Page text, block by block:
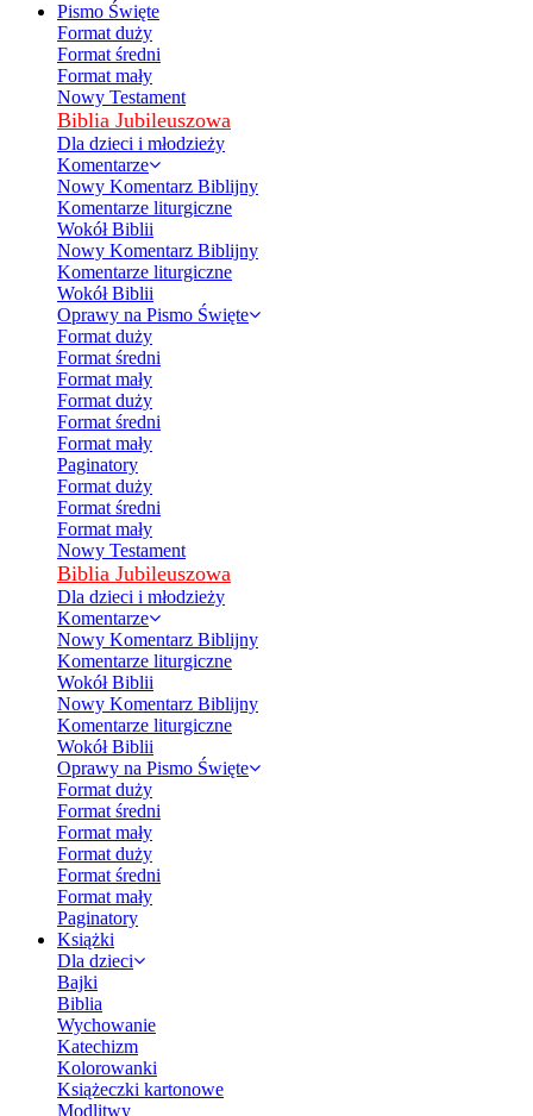
Pismo Święte
Format duży
Format średni
Format mały
Nowy Testament
Biblia Jubileuszowa
Dla dzieci i młodzieży
Komentarze
Nowy Komentarz Biblijny
Komentarze liturgiczne
Wokół Biblii
Nowy Komentarz Biblijny
Komentarze liturgiczne
Wokół Biblii
Oprawy na Pismo Święte
Format duży
Format średni
Format mały
Format duży
Format średni
Format mały
Paginatory
Format duży
Format średni
Format mały
Nowy Testament
Biblia Jubileuszowa
Dla dzieci i młodzieży
Komentarze
Nowy Komentarz Biblijny
Komentarze liturgiczne
Wokół Biblii
Nowy Komentarz Biblijny
Komentarze liturgiczne
Wokół Biblii
Oprawy na Pismo Święte
Format duży
Format średni
Format mały
Format duży
Format średni
Format mały
Paginatory
Książki
Dla dzieci
Bajki
Biblia
Wychowanie
Katechizm
Kolorowanki
Książeczki kartonowe
Modlitwy